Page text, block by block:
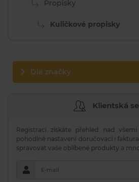
Propisky
Kuličkové propisky
Dle značky
Klientská
Registrací získáte přehled nad
pohodlné nastavení doručovací i
spravovat vaše oblíbené produkty a
E-mail